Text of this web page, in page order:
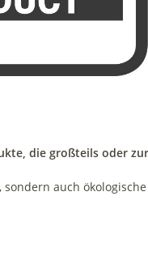
die großteils oder
auch